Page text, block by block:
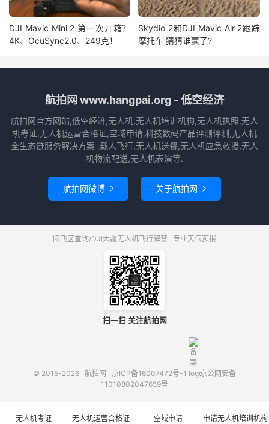
DJI Mavic Mini 2 第一次开箱？
4K、OcuSync2.0、249克！
Skydio 2和DJI Mavic Air 2跟踪
摩托车 猜猜谁赢了?
航拍网 www.hangpai.org - 低空经济
航拍网官方网站,低空经济,无人机,无人机培训机构,无人机执照,无人
机考证,无人机运营合格证,空域申请,科技数码产品评测评测,无人机
全生态链服务解决方案 :载人飞行,无人机送餐,无人机应急救援,无人
机物流配送,无人机表演等.
航拍网微博  关于航拍网 
限飞区查询/DJI大疆无人机飞行解禁 专业天气预报
扫一扫 关注航拍网
© 2015-2026 航拍网 京ICP备16007472号-1
京公网安备
11010802047659号
无人机考证 无人机运营合格证 空域申请 申请无人机培训机构